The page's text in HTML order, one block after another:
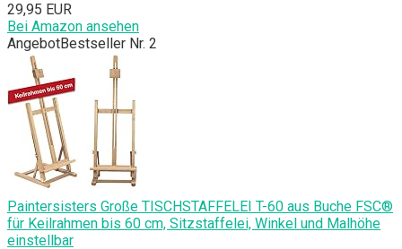
29,95 EUR
Bei Amazon ansehen
AngebotBestseller Nr. 2
Paintersisters Große TISCHSTAFFELEI T-60 aus Buche FSC®
für Keilrahmen bis 60 cm, Sitzstaffelei, Winkel und Malhöhe
einstellbar